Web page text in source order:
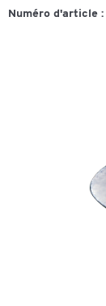
Numéro d'article :